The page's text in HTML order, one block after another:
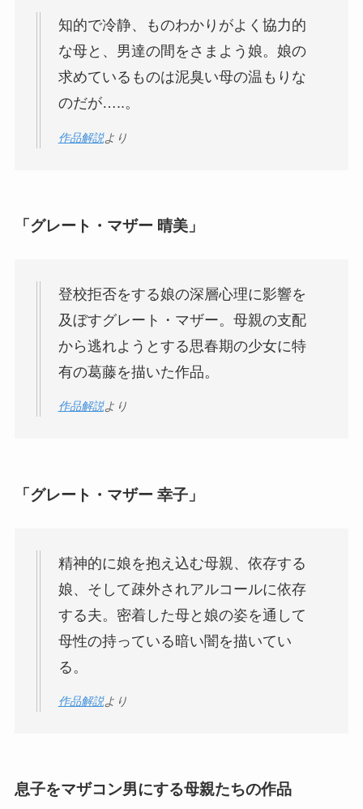
知的で冷静、ものわかりがよく協力的
な母と、男達の間をさまよう娘。娘の
求めているものは泥臭い母の温もりな
のだが…..。
作品解説より
「グレート・マザー 晴美」
登校拒否をする娘の深層心理に影響を
及ぼすグレート・マザー。母親の支配
から逃れようとする思春期の少女に特
有の葛藤を描いた作品。
作品解説より
「グレート・マザー 幸子」
精神的に娘を抱え込む母親、依存する
娘、そして疎外されアルコールに依存
する夫。密着した母と娘の姿を通して
母性の持っている暗い闇を描いてい
る。
作品解説より
息子をマザコン男にする母親たちの作品